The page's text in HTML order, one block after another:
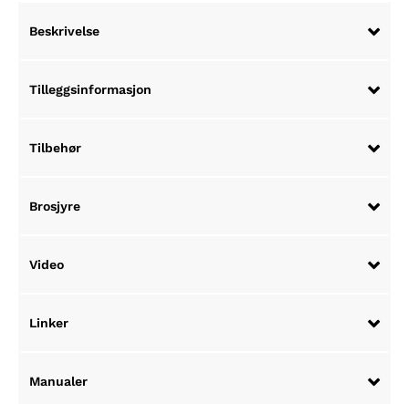
Beskrivelse
Tilleggsinformasjon
Tilbehør
Brosjyre
Video
Linker
Manualer